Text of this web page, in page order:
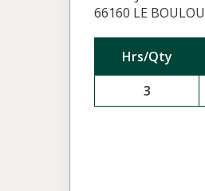
66160 LE BOULOU
Hrs/Qty
3